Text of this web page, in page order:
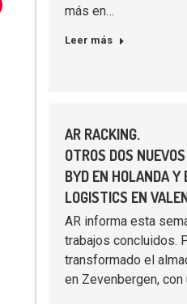
más en…
Leer más
AR RACKING.
OTROS DOS
BYD EN HOLANDA Y
LOGISTICS EN
AR informa esta
trabajos concluidos.
transformado el
en Zevenbergen,